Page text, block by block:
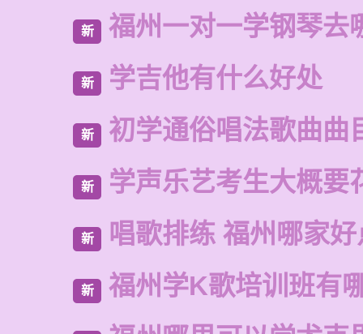
新 福州一对一学钢琴去
新 学吉他有什么好处
新 初学通俗唱法歌曲曲
新 学声乐艺考生大概要
新 唱歌排练 福州哪家
新 福州学K歌培训班有